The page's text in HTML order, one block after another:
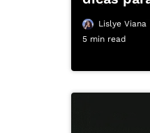
Lislye Viana
5 min read